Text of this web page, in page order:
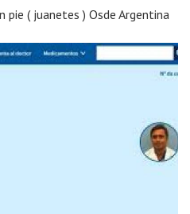
( juanetes ) Osde Argentina